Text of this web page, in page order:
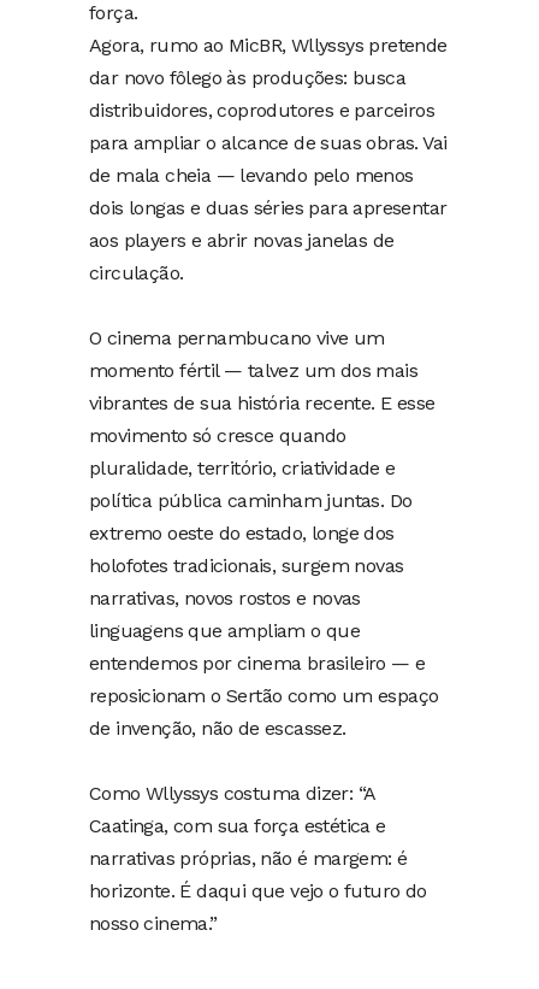
força.
Agora, rumo ao MicBR, Wllyssys pretende
dar novo fôlego às produções: busca
distribuidores, coprodutores e parceiros
para ampliar o alcance de suas obras. Vai
de mala cheia — levando pelo menos
dois longas e duas séries para apresentar
aos players e abrir novas janelas de
circulação.
O cinema pernambucano vive um
momento fértil — talvez um dos mais
vibrantes de sua história recente. E esse
movimento só cresce quando
pluralidade, território, criatividade e
política pública caminham juntas. Do
extremo oeste do estado, longe dos
holofotes tradicionais, surgem novas
narrativas, novos rostos e novas
linguagens que ampliam o que
entendemos por cinema brasileiro — e
reposicionam o Sertão como um espaço
de invenção, não de escassez.
Como Wllyssys costuma dizer: “A
Caatinga, com sua força estética e
narrativas próprias, não é margem: é
horizonte. É daqui que vejo o futuro do
nosso cinema.”